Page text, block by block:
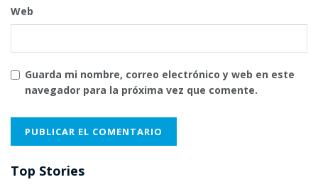
Web
Guarda mi nombre, correo electrónico y web en este
navegador para la próxima vez que comente.
Top Stories